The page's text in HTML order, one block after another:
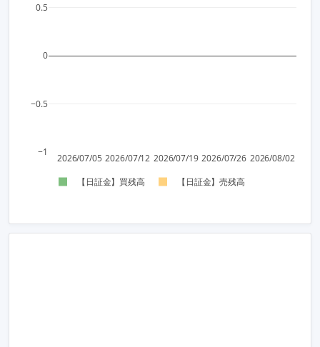
2026/07/05 2026/07/12 2026/07/19 2026/07/26 2026/08/02
−1
−0.5
0
0.5
【日証金】買残高 【日証金】売残高